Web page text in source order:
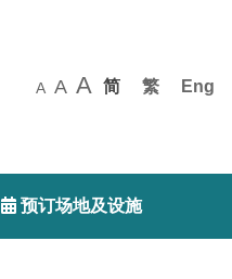
A A A 简 繁 Eng
 预订场地及设施